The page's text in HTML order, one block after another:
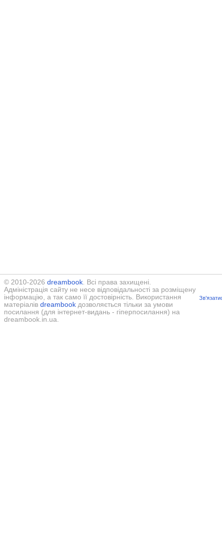
© 2010-2026 dreambook. Всі права захищені.
Адміністрація сайту не несе відповідальності за розміщену
інформацію, а так само її достовірність. Використання
матеріалів dreambook дозволяється тільки за умови
посилання (для інтернет-видань - гіперпосилання) на
dreambook.in.ua.